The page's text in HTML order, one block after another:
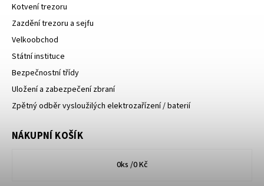
Kotvení trezoru
Zazdění trezoru a sejfu
Velkoobchod
Státní instituce
Bezpečnostní třídy
Uložení a zabezpečení zbraní
Zpětný odběr vysloužilých elektrozařízení / baterií
NÁKUPNÍ KOŠÍK
0ks /0 Kč